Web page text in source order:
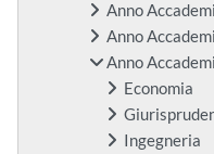
Anno
Anno
Anno
Economia
Ingegneria